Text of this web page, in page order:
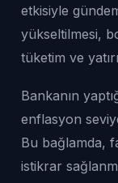
etkisiyle
yükseltilmesi,
tüketim ve
Bankanın
enflasyon
Bu bağlamda,
istikrar